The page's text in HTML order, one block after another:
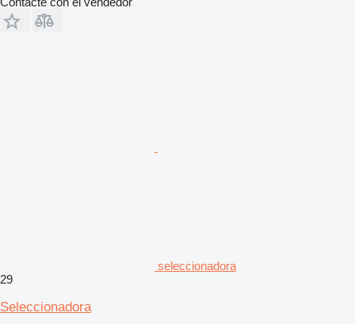
seleccionadora
29
Seleccionadora